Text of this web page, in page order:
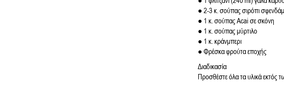
● 2-3 κ. σούπας σιρόπι
● 1 κ. σούπας Acai σε σκόνη
● 1 κ. σούπας μύρτιλο
● 1 κ. κράνμπερι
● Φρέσκα φρούτα εποχής
Διαδικασία
Προσθέστε όλα τα υλικά εκτός